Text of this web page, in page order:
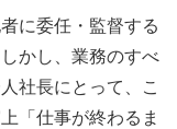
に委任・監督する
かし、業務のすべ
社長にとって、こ
「仕事が終わるま